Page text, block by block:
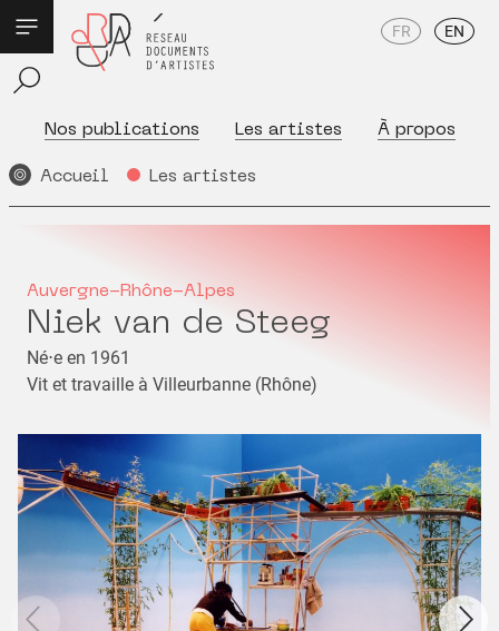
Nos publications Les artistes À propos
FR EN
Accueil Les artistes
Auvergne-Rhône-Alpes
Niek van de Steeg
Né⋅e en 1961
Vit et travaille à Villeurbanne (Rhône)